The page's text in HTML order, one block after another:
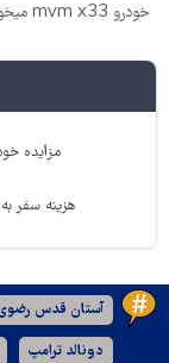
خودرو mvm x33 میخوای بفروشی؟ اینجا به سرعت فروش میره
مزایده
هزینه سفر به
آستان قدس
دونالد ترامپ